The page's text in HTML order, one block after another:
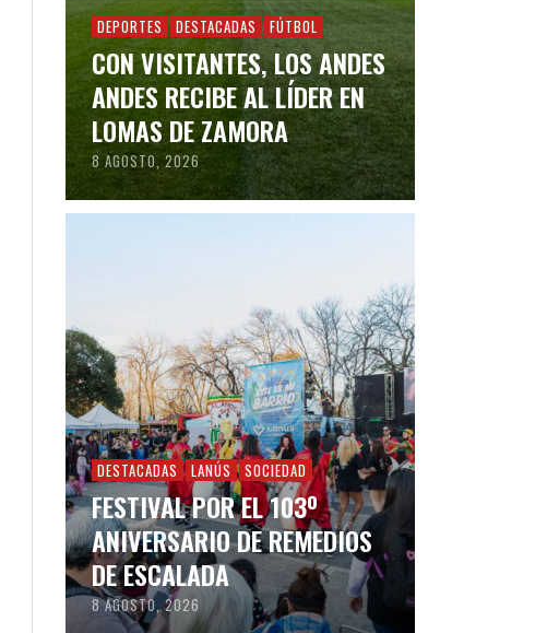
DEPORTES DESTACADAS FÚTBOL
CON VISITANTES, LOS ANDES
ANDES RECIBE AL LÍDER EN
LOMAS DE ZAMORA
8 AGOSTO, 2026
DESTACADAS LANÚS SOCIEDAD
FESTIVAL POR EL 103º
ANIVERSARIO DE REMEDIOS
DE ESCALADA
8 AGOSTO, 2026